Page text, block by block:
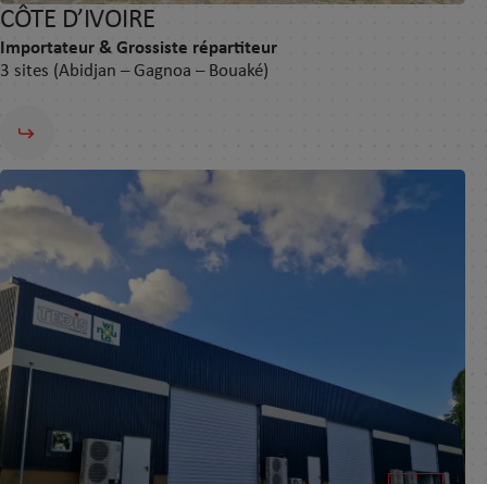
CÔTE D’IVOIRE
Importateur & Grossiste répartiteur
3 sites (Abidjan – Gagnoa – Bouaké)